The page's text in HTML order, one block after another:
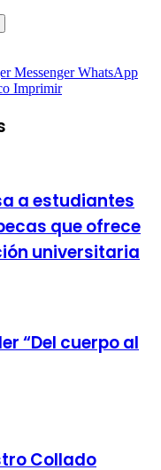
Messenger WhatsApp
Imprimir
a estudiantes
que ofrece
universitaria
“Del cuerpo al
Collado